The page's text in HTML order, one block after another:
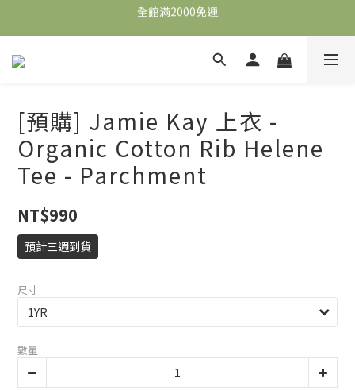
全館滿2000免運
全館滿2000免運
全館滿2000免運
[預購] Jamie Kay 上衣 -
Organic Cotton Rib Helene
Tee - Parchment
NT$990
預計三週到貨
尺寸
數量